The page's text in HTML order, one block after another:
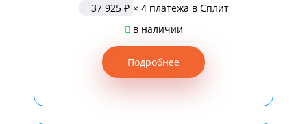
37 925 ₽ × 4 платежа в Сплит
в наличии
Подробнее